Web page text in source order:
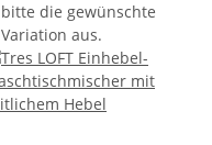
bitte die gewünschte
Variation aus.